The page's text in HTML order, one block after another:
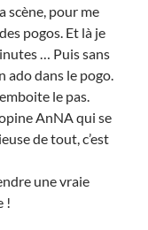
scène, pour me
pogos. Et là je
… Puis sans
ado dans le pogo.
le pas.
AnNA qui se
de tout, c’est
une vraie
!